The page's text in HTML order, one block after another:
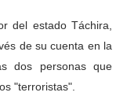
desarrollo
al curso de
del estado Táchira,
de su cuenta en la
dos personas que
"terroristas".